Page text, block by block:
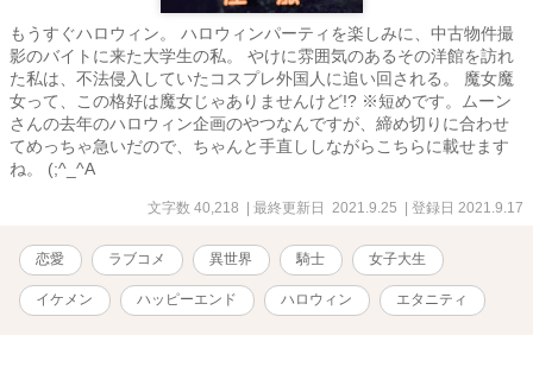
もうすぐハロウィン。 ハロウィンパーティを楽しみに、中古物件撮
影のバイトに来た大学生の私。 やけに雰囲気のあるその洋館を訪れ
た私は、不法侵入していたコスプレ外国人に追い回される。 魔女魔
女って、この格好は魔女じゃありませんけど!? ※短めです。ムーン
さんの去年のハロウィン企画のやつなんですが、締め切りに合わせ
てめっちゃ急いだので、ちゃんと手直ししながらこちらに載せます
ね。 (;^_^A
文字数 40,218 | 最終更新日 2021.9.25 | 登録日 2021.9.17
恋愛 ラブコメ 異世界 騎士 女子大生
イケメン ハッピーエンド ハロウィン エタニティ